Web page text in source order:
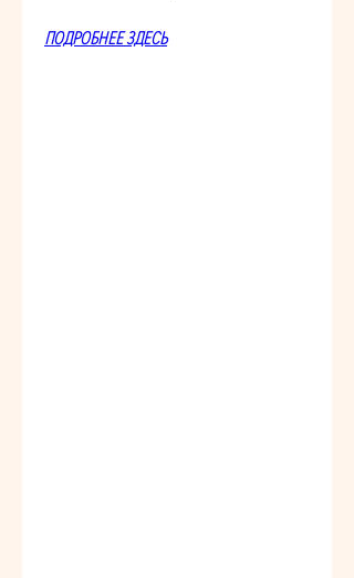
ПОДРОБНЕЕ ЗДЕСЬ